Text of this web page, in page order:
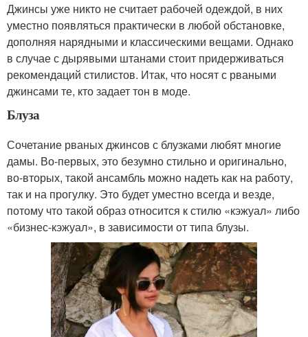
Джинсы уже никто не считает рабочей одеждой, в них
уместно появляться практически в любой обстановке,
дополняя нарядными и классическими вещами. Однако
в случае с дырявыми штанами стоит придерживаться
рекомендаций стилистов. Итак, что носят с рваными
джинсами те, кто задает тон в моде.
Блуза
Сочетание рваных джинсов с блузками любят многие
дамы. Во-первых, это безумно стильно и оригинально,
во-вторых, такой ансамбль можно надеть как на работу,
так и на прогулку. Это будет уместно всегда и везде,
потому что такой образ относится к стилю «кэжуал» либо
«бизнес-кэжуал», в зависимости от типа блузы.